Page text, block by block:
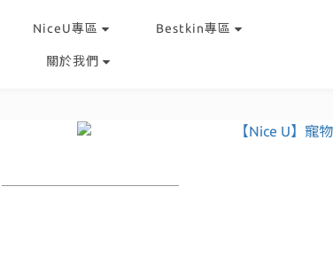
NiceU專區 Bestkin專區
關於我們